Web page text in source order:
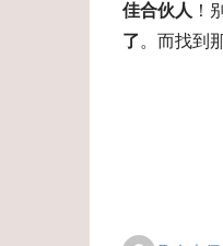
佳合伙人 ！
了。而找到